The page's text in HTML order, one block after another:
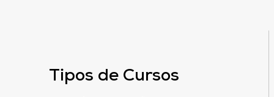
Tipos de Cursos